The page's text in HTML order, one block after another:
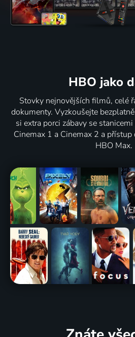
HBO jako
Stovky nejnovějších filmů, celé
dokumenty. Vyzkoušejte
si extra porci zábavy se
Cinemax 1 a Cinemax 2 a
HBO Max.